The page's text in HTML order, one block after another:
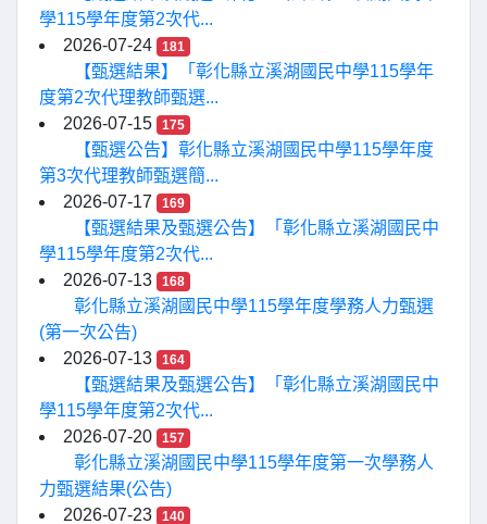
學115學年度第2次代...
2026-07-24
181
【甄選結果】「彰化縣立溪湖國民中學115學年
度第2次代理教師甄選...
2026-07-15
175
【甄選公告】彰化縣立溪湖國民中學115學年度
第3次代理教師甄選簡...
2026-07-17
169
【甄選結果及甄選公告】「彰化縣立溪湖國民中
學115學年度第2次代...
2026-07-13
168
彰化縣立溪湖國民中學115學年度學務人力甄選
(第一次公告)
2026-07-13
164
【甄選結果及甄選公告】「彰化縣立溪湖國民中
學115學年度第2次代...
2026-07-20
157
彰化縣立溪湖國民中學115學年度第一次學務人
力甄選結果(公告)
2026-07-23
140